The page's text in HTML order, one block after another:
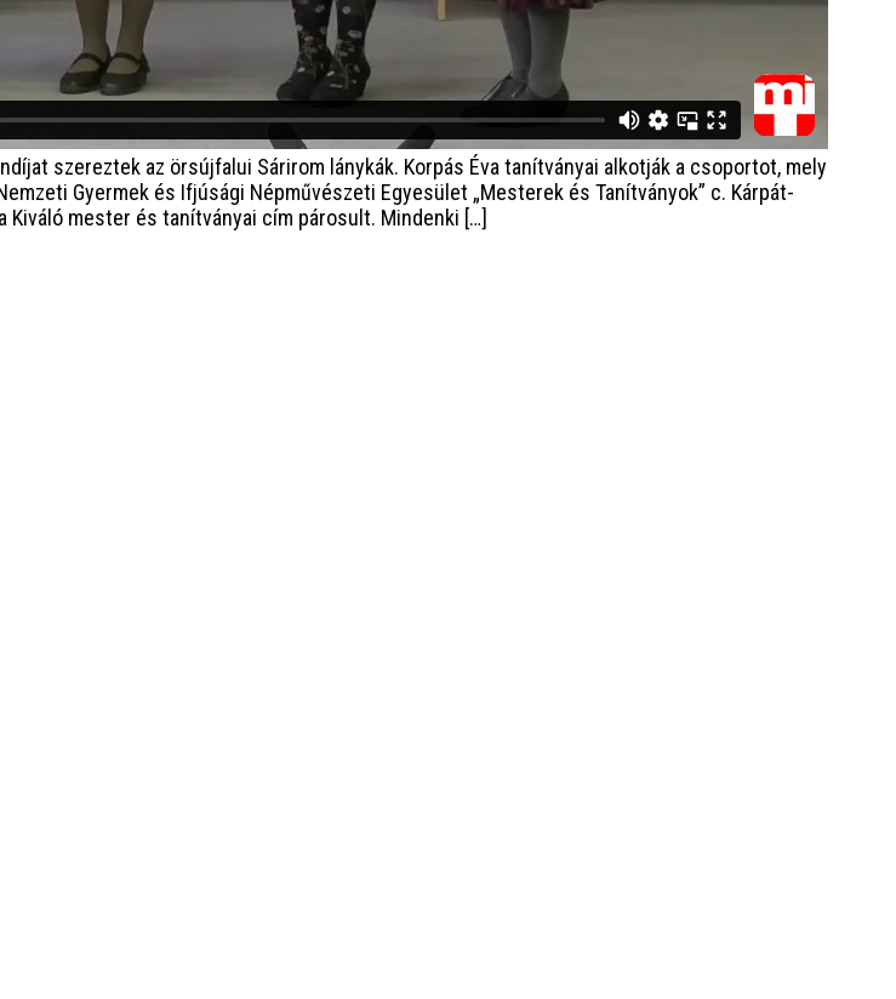
szereztek az örsújfalui Sárirom lánykák. Korpás Éva tanítványai alkotják a csoportot, mely
Gyermek és Ifjúsági Népművészeti Egyesület „Mesterek és Tanítványok” c. Kárpát-
mester és tanítványai cím párosult. Mindenki […]